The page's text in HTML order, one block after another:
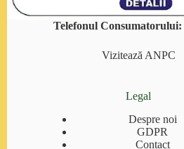
Telefonul Consumatorului:
Vizitează ANPC
Legal
Despre noi
GDPR
Contact